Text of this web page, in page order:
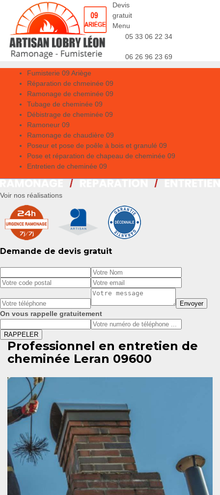
Devis
gratuit
Menu
05 33 06 22 34
06 26 96 23 69
Fumisterie 09 Ariège
Réparation de chmeinée 09
Ramonage de cheminée 09
Tubage de cheminée 09
Débistrage de cheminée 09
Ramoneur 09
Ramonage de chaudière 09
Poseur et pose de poêle à bois et granulé 09
Pose et réparation de chapeau de cheminée 09
Entretien de cheminée 09
Voir nos réalisations
Demande de devis gratuit
On vous rappelle gratuitement
Professionnel en entretien de
cheminée Leran 09600